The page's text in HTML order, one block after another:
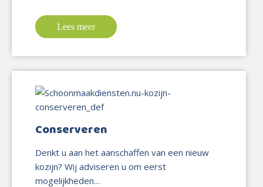
Lees meer
Conserveren
Denkt u aan het aanschaffen van een nieuw
kozijn? Wij adviseren u om eerst
mogelijkheden…